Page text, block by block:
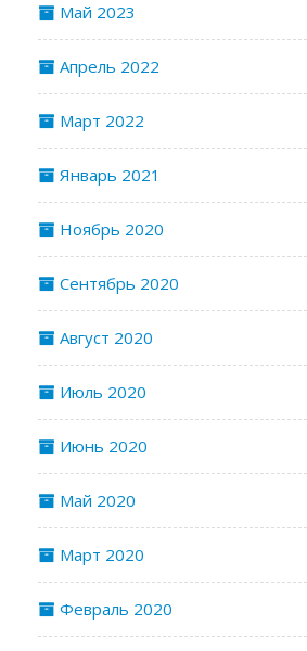
Май 2023
Апрель 2022
Март 2022
Январь 2021
Ноябрь 2020
Сентябрь 2020
Август 2020
Июль 2020
Июнь 2020
Май 2020
Март 2020
Февраль 2020